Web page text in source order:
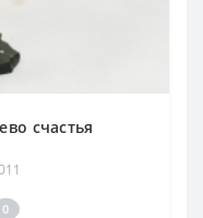
счастья
0